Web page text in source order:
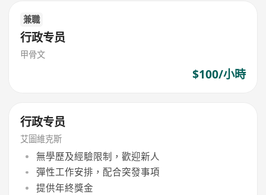
兼職
行政专员
甲骨文
$100/小時
行政专员
艾圖維克斯
無學歷及經驗限制，歡迎新人
彈性工作安排，配合突發事項
提供年終獎金